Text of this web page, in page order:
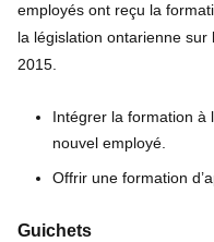
employés ont reçu la
la législation ontarienne sur
2015.
Intégrer la formation à
nouvel employé.
Offrir une formation
Guichets